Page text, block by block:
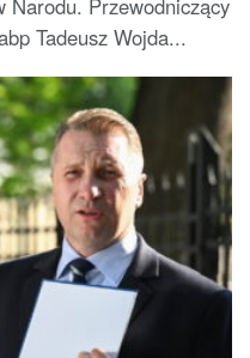
Tadeusz Wojda...